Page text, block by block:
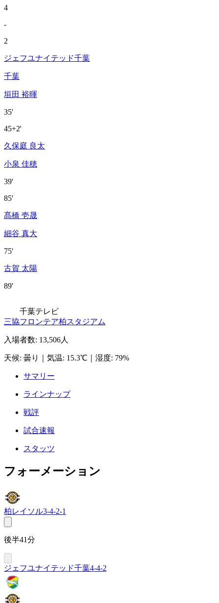
4
-
2
ジェフユナイテッド千葉
千葉
垣田 裕暉
35'
45+2'
久保庭 良太
小泉 佳穂
39'
85'
髙橋 壱晟
細谷 真大
75'
古賀 太陽
89'
千葉テレビ
三協フロンテア柏スタジアム
入場者数: 13,506人
天候: 曇り 気温: 15.3℃ 湿度: 79%
サマリー
ラインナップ
戦評
試合速報
スタッツ
フォーメーション
柏レイソル3-4-2-1
後半41分
ジェフユナイテッド千葉4-4-2